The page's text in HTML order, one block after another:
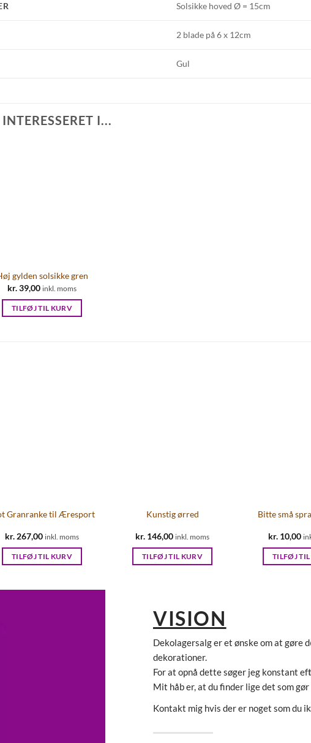
Solsikke hoved Ø = 15cm
2 blade på 6 x 12cm
Gul
I...
gylden solsikke gren
kr.39,00 inkl. moms
TILFØJ TIL KURV
Granranke til Æresport
kr. 267,00 inkl. moms
TILFØJ TIL KURV
Kunstig ørred
kr. 146,00 inkl. moms
TILFØJ TIL KURV
Bitte små
kr. 10,00
TILFØJ
VISION
Dekolagersalg er et ønske om at
dekorationer.
For at opnå dette søger jeg konstant
Mit håb er, at du finder lige det som
Kontakt mig hvis der er noget som du